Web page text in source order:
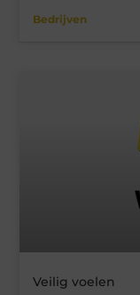
Bedrijven
Veilig voelen